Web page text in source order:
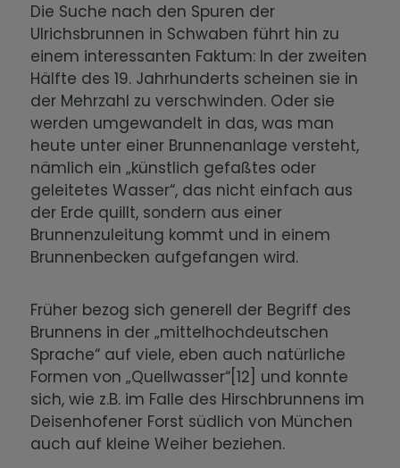
Die Suche nach den Spuren der
Ulrichsbrunnen in Schwaben führt hin zu
einem interessanten Faktum: In der zweiten
Hälfte des 19. Jahrhunderts scheinen sie in
der Mehrzahl zu verschwinden. Oder sie
werden umgewandelt in das, was man
heute unter einer Brunnenanlage versteht,
nämlich ein „künstlich gefaßtes oder
geleitetes Wasser“, das nicht einfach aus
der Erde quillt, sondern aus einer
Brunnenzuleitung kommt und in einem
Brunnenbecken aufgefangen wird.
Früher bezog sich generell der Begriff des
Brunnens in der „mittelhochdeutschen
Sprache“ auf viele, eben auch natürliche
Formen von „Quellwasser“[12] und konnte
sich, wie z.B. im Falle des Hirschbrunnens im
Deisenhofener Forst südlich von München
auch auf kleine Weiher beziehen.